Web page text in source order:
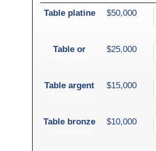
Table platine $50,000
Table or $25,000
Table argent $15,000
Table bronze $10,000